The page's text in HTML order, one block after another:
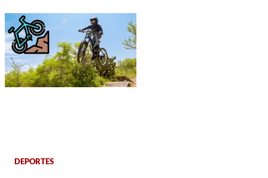
DEPORTES